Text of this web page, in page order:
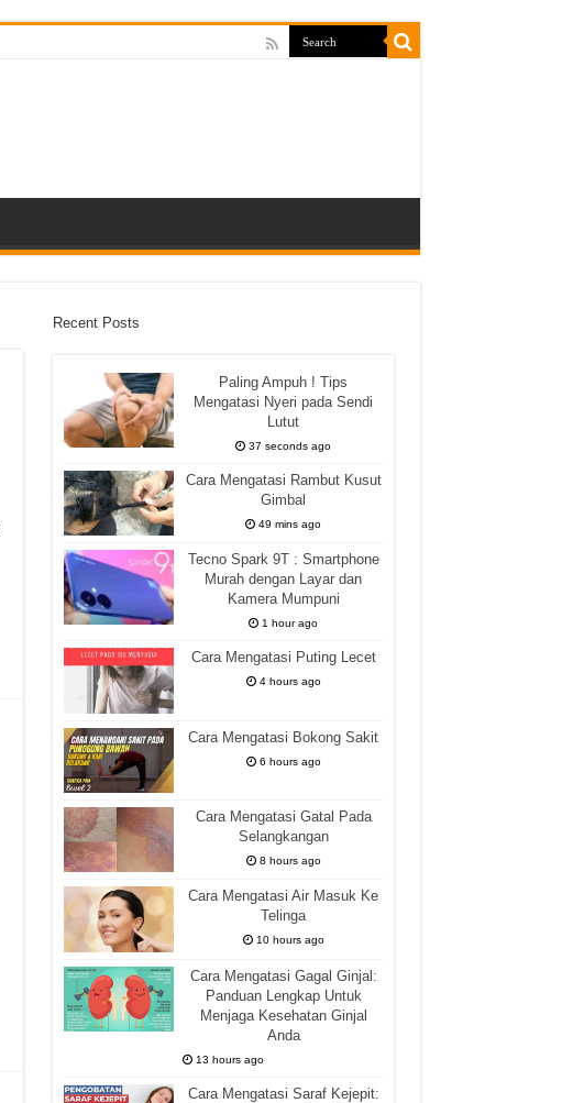
Recent Posts
Paling Ampuh ! Tips
Mengatasi Nyeri pada Sendi
Lutut
37 seconds ago
Cara Mengatasi Rambut Kusut
Gimbal
49 mins ago
Tecno Spark 9T : Smartphone
Murah dengan Layar dan
Kamera Mumpuni
1 hour ago
Cara Mengatasi Puting Lecet
4 hours ago
Cara Mengatasi Bokong Sakit
6 hours ago
Cara Mengatasi Gatal Pada
Selangkangan
8 hours ago
Cara Mengatasi Air Masuk Ke
Telinga
10 hours ago
Cara Mengatasi Gagal Ginjal:
Panduan Lengkap Untuk
Menjaga Kesehatan Ginjal
Anda
13 hours ago
Cara Mengatasi Saraf Kejepit: